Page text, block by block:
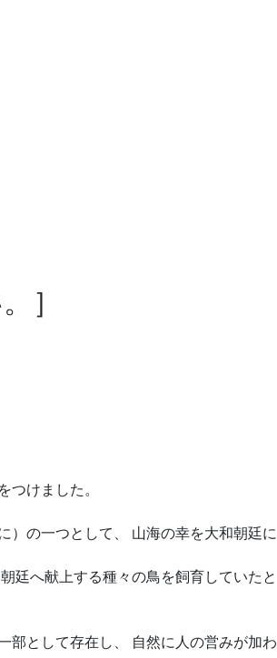
］
けました。
）の一つとして、 山海の幸を大和朝廷に
廷へ献上する種々の鳥を飼育していたと
部として存在し、 自然に人の営みが加わ